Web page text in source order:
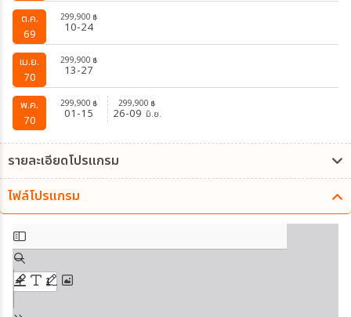
ต.ค.
69
299,900 ฿
10-24
เม.ย.
70
299,900 ฿
13-27
พ.ค.
70
299,900 ฿
01-15
299,900 ฿
26-09 มิ.ย.
รายละเอียดโปรแกรม
ไฟล์โปรแกรม